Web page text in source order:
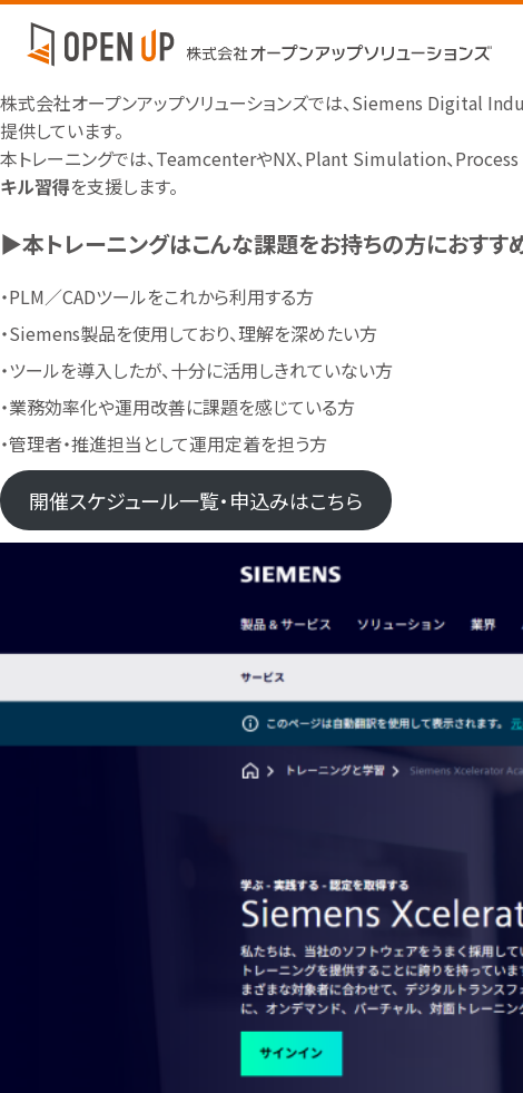
株式会社オープンアップソリューションズでは、Siemens Digital
提供しています。
本トレーニングでは、TeamcenterやNX、Plant Simulation、
キル習得を支援します。
▶本トレーニングはこんな課題をお持ちの方におすす
・PLM／CADツールをこれから利用する方
・Siemens製品を使用しており、理解を深めたい方
・ツールを導入したが、十分に活用しきれていない方
・業務効率化や運用改善に課題を感じている方
・管理者・推進担当として運用定着を担う方
開催スケジュール一覧・申込みはこちら